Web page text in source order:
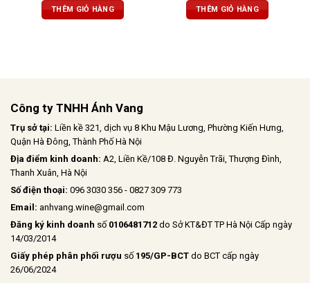
gỗ nướng nhẹ. Hậu vị êm ái, cổ
điển với
dịu dàng.
THÊM GIỎ HÀNG
đặn, ấm áp và hài hòa. Tannin
mềm mại, kết cấu tròn trịa, hậu vị
THÊM GIỎ HÀNG
Công ty TNHH Ánh Vang
Trụ sở tại: Liền kề 321, dịch vụ 8 Khu Mậu Lương, Phường Kiến Hưng,
Quận Hà Đông, Thành Phố Hà Nội
Địa điểm kinh doanh: A2, Liền Kề/108 Đ. Nguyễn Trãi, Thượng Đình,
Thanh Xuân, Hà Nội
Số điện thoại: 096 3030 356 - 0827 309 773
Email: anhvang.wine@gmail.com
Đăng ký kinh doanh số 0106481712 do Sở KT&ĐT TP Hà Nội Cấp ngày
14/03/2014
Giấy phép phân phối rượu số 195/GP-BCT do BCT cấp ngày
26/06/2024